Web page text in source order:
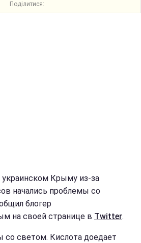
Поділитися:
украинском Крыму из-за
начались проблемы со
блогер
на своей странице в Twitter.
со светом. Кислота доедает